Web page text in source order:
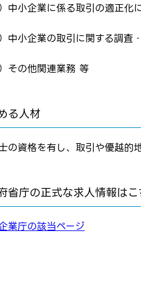
弊社ホ
応募し
弊社ホ
応募し
お気に入り登
メールア
※パスワード
）中小企業に係る取引の適正化
）中小企業の取引に関する調査
）その他関連業務 等
る人材
の資格を有し、取引や優越的
省庁の正式な求人情報は
業庁の該当ページ